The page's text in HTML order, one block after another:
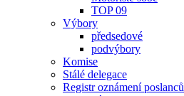
TOP 09
Výbory
předsedové
podvýbory
Komise
Stálé delegace
Registr oznámení poslanců